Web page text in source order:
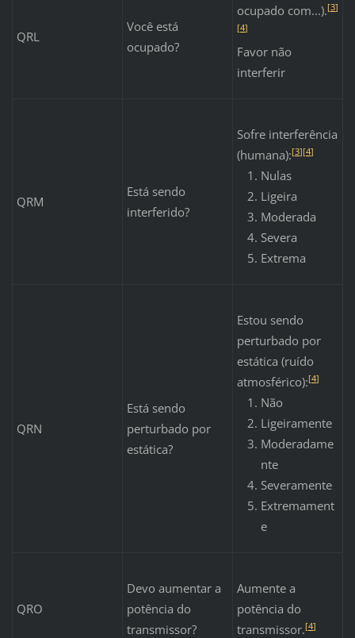
QRL
Você está
ocupado?
ocupado com...).[3]
[4]
Favor não
interferir
QRM
Está sendo
interferido?
Sofre interferência
(humana):[3][4]
Nulas
Ligeira
Moderada
Severa
Extrema
QRN
Está sendo
perturbado por
estática?
Estou sendo
perturbado por
estática (ruído
atmosférico):[4]
Não
Ligeiramente
Moderadame
nte
Severamente
Extremament
e
QRO
Devo aumentar a
potência do
transmissor?
Aumente a
potência do
transmissor.[4]